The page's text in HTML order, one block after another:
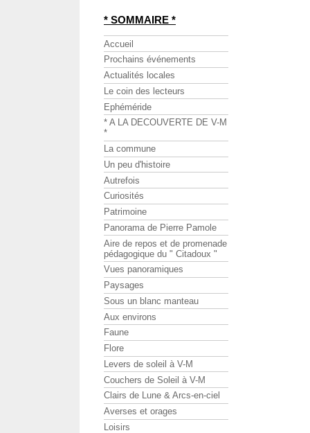
* SOMMAIRE *
Accueil
Prochains événements
Actualités locales
Le coin des lecteurs
Ephéméride
* A LA DECOUVERTE DE V-M
*
La commune
Un peu d'histoire
Autrefois
Curiosités
Patrimoine
Panorama de Pierre Pamole
Aire de repos et de promenade
pédagogique du " Citadoux "
Vues panoramiques
Paysages
Sous un blanc manteau
Aux environs
Faune
Flore
Levers de soleil à V-M
Couchers de Soleil à V-M
Clairs de Lune & Arcs-en-ciel
Averses et orages
Loisirs